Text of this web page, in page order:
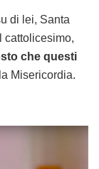
di lei, Santa
cattolicesimo,
che questi
Misericordia.